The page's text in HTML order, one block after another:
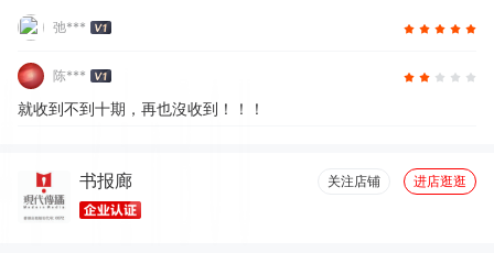
弛***
陈***
就收到不到十期，再也沒收到！！！
书报廊 关注店铺 进店逛逛